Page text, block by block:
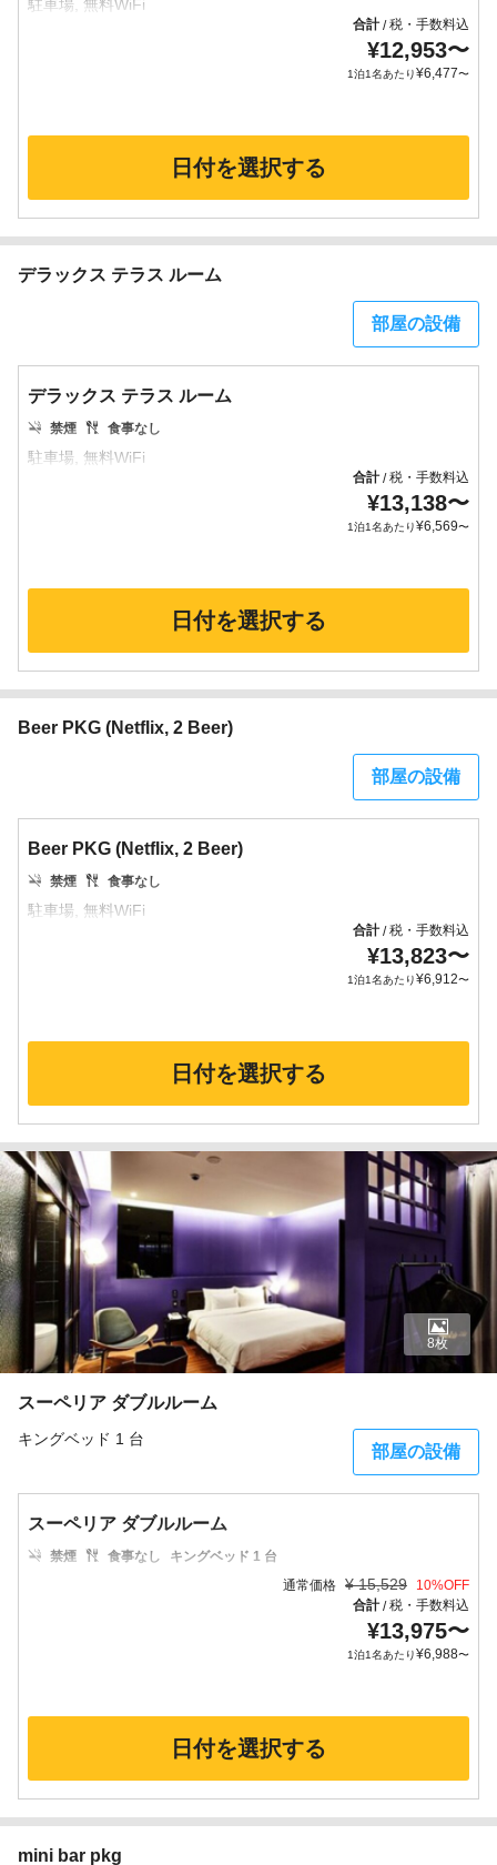
合計/税・手数料込
¥12,953〜
1泊1名あたり¥6,477〜
日付を選択する
デラックス テラス ルーム
部屋の設備
デラックス テラス ルーム
禁煙 食事なし
合計/税・手数料込
¥13,138〜
1泊1名あたり¥6,569〜
日付を選択する
Beer PKG (Netflix, 2 Beer)
部屋の設備
Beer PKG (Netflix, 2 Beer)
禁煙 食事なし
合計/税・手数料込
¥13,823〜
1泊1名あたり¥6,912〜
日付を選択する
スーペリア ダブルルーム
キングベッド 1 台
部屋の設備
8枚
スーペリア ダブルルーム
禁煙 食事なし
キングベッド 1 台
通常価格 ¥ 15,529 10%OFF
合計/税・手数料込
¥13,975〜
1泊1名あたり¥6,988〜
日付を選択する
mini bar pkg